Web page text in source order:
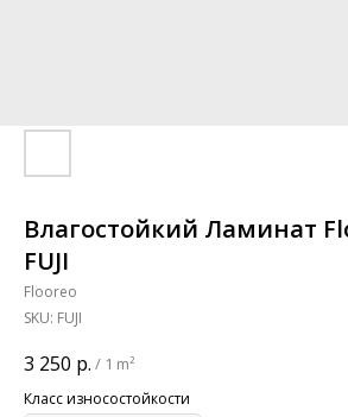
Влагостойкий Ламинат
FUJI
Flooreo
SKU: FUJI
3 250 р. / 1 m²
Класс износостойкости